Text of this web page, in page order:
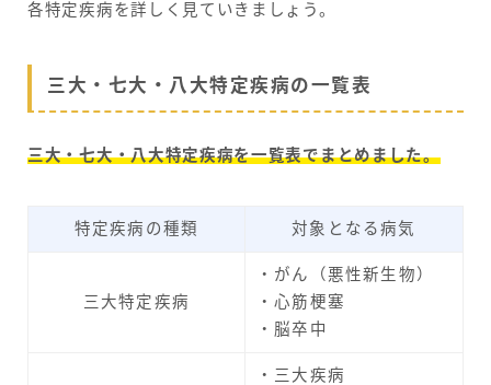
各特定疾病を詳しく見ていきましょう。
三大・七大・八大特定疾病の一覧表
三大・七大・八大特定疾病を一覧表でまとめました。
特定疾病の種類 対象となる病気
三大特定疾病
・がん（悪性新生物）
・心筋梗塞
・脳卒中
・三大疾病